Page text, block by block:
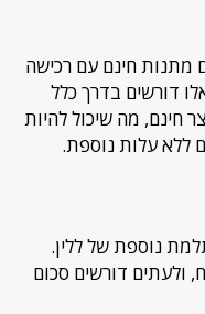
מתנות חינם עם רכישה
דורשים בדרך כלל
חינם, מה שיכול להיות
ללא עלות נוספת.
נוספת של ללין.
ולעתים דורשים סכום